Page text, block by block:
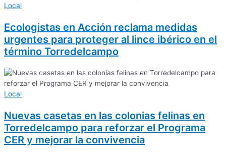
Local
Ecologistas en Acción reclama medidas
urgentes para proteger al lince ibérico en el
término Torredelcampo
Local
Nuevas casetas en las colonias felinas en
Torredelcampo para reforzar el Programa
CER y mejorar la convivencia